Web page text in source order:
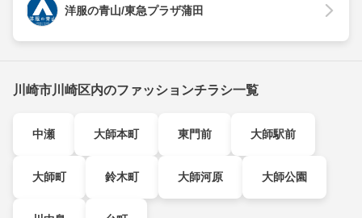
洋服の青山/東急プラザ蒲田
川崎市川崎区内のファッションチラシ一覧
中瀬 大師本町 東門前 大師駅前
大師町 鈴木町 大師河原 大師公園